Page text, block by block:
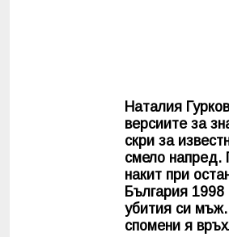
Наталия
версиите за
скри за
смело напред.
накит при
България
убития си мъж.
спомени я